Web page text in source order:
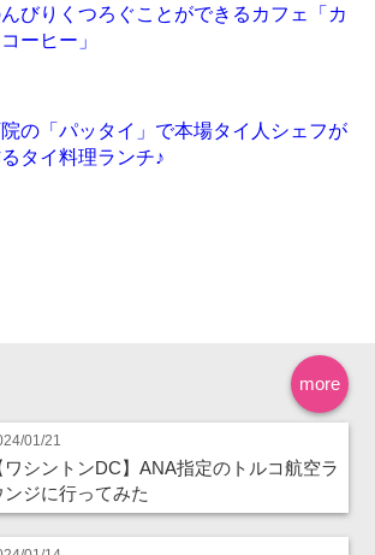
びりくつろぐことができるカフェ「カ
コーヒー」
の「パッタイ」で本場タイ人シェフが
タイ料理ランチ♪
more
01/21
ワシントンDC】ANA指定のトルコ航空ラ
ンジに行ってみた